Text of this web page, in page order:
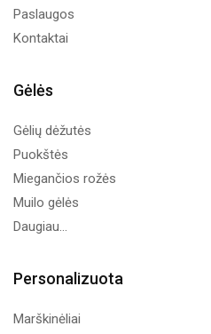
Paslaugos
Kontaktai
Gėlės
Gėlių dėžutės
Puokštės
Miegančios rožės
Muilo gėlės
Daugiau...
Personalizuota
Marškinėliai